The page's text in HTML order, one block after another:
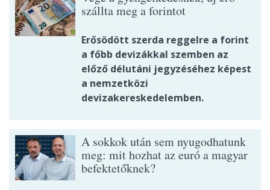
szállta meg a forintot
Erősödött szerda reggelre a forint
a főbb devizákkal szemben az
előző délutáni jegyzéséhez képest
a nemzetközi
devizakereskedelemben.
A sokkok után sem nyugodhatunk
meg: mit hozhat az euró a magyar
befektetőknek?